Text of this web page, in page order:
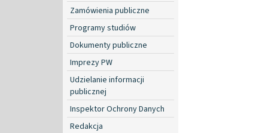
Zamówienia publiczne
Programy studiów
Dokumenty publiczne
Imprezy PW
Udzielanie informacji
publicznej
Inspektor Ochrony Danych
Redakcja